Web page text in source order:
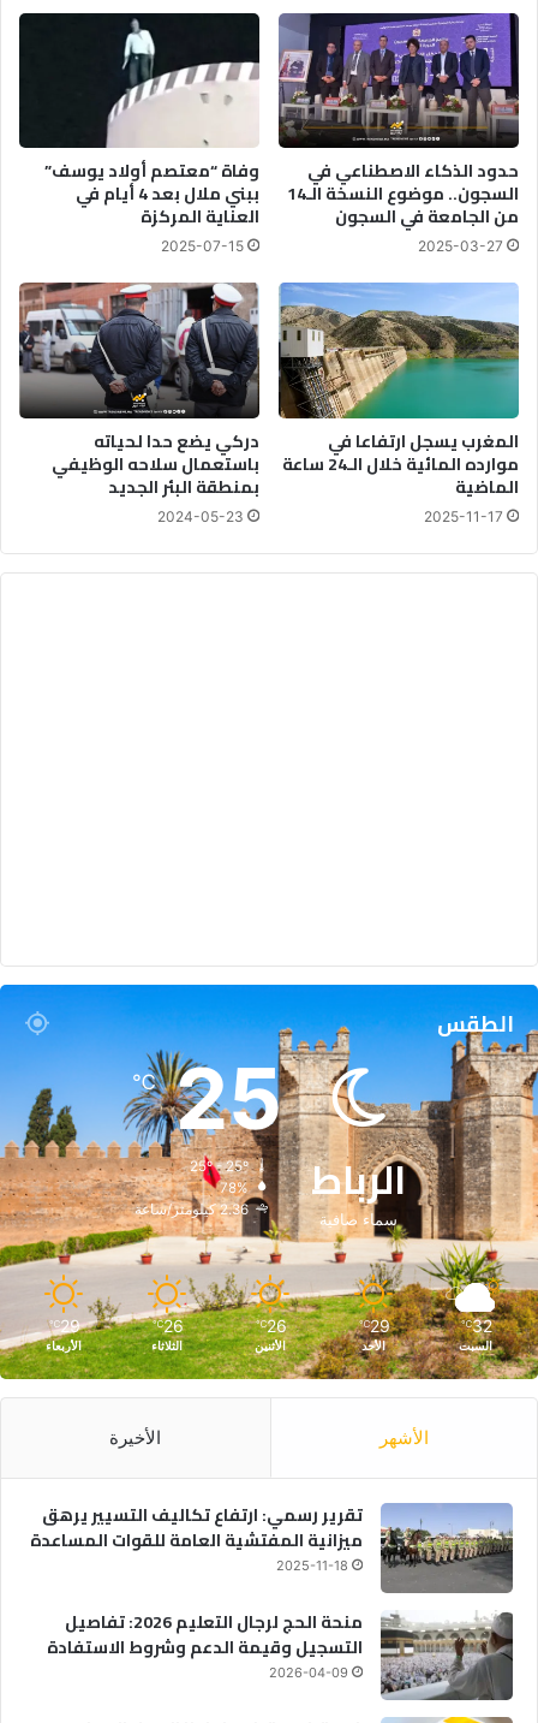
ا
ت
م
ز
ا
د
ة
ي
ل
ر
و
ي
ض
خ
ل
ط
ا
ة
ا
ل
ن
ظ
حدود الذكاء الاصطناعي في
السجون.. موضوع النسخة الـ14
من الجامعة في السجون
2025-03-27
وفاة “معتصم أولاد يوسف”
ببني ملال بعد 4 أيام في
العناية المركزة
2025-07-15
المغرب يسجل ارتفاعا في
موارده المائية خلال الـ24 ساعة
الماضية
2025-11-17
دركي يضع حدا لحياته
باستعمال سلاحه الوظيفي
بمنطقة البئر الجديد
2024-05-23
الطقس
الرباط
سماء صافية
25
℃
25º - 25º
78%
2.36 كيلومتر/ساعة
32
℃
السبت
29
℃
الأحد
26
℃
الأثنين
26
℃
الثلاثاء
29
℃
الأربعاء
الأشهر الأخيرة
تقرير رسمي: ارتفاع تكاليف التسيير يرهق
ميزانية المفتشية العامة للقوات المساعدة
2025-11-18
منحة الحج لرجال التعليم 2026: تفاصيل
التسجيل وقيمة الدعم وشروط الاستفادة
2026-04-09